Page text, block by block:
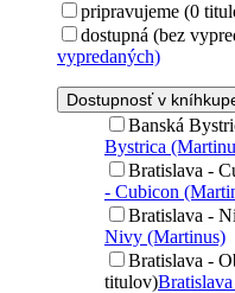
pripravujeme (0
dostupná (bez
vypredaných)
Dostupnosť v
Banská
Bystrica
Bratislava -
- Cubicon
Bratislava -
Nivy (Martinus)
Bratislava -
titulov)